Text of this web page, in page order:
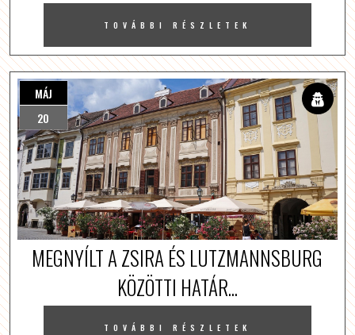
TOVÁBBI RÉSZLETEK
MÁJ
20
MEGNYÍLT A ZSIRA ÉS LUTZMANNSBURG
KÖZÖTTI HATÁR...
TOVÁBBI RÉSZLETEK